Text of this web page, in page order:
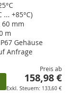
... +85°C)
60 mm
m
Gehäuse
Anfrage
Preis ab
158,98 €
133,60 €